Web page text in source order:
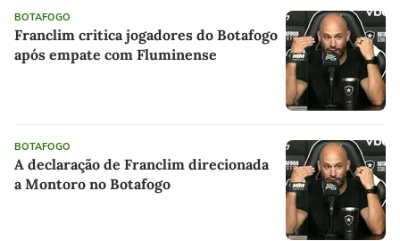
BOTAFOGO
Franclim critica jogadores do Botafogo
após empate com Fluminense
BOTAFOGO
A declaração de Franclim direcionada
a Montoro no Botafogo